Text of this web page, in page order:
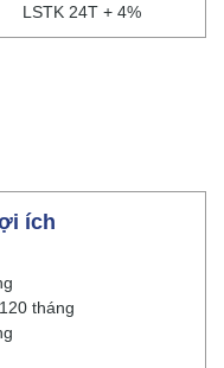
LSTK 24T + 4%
ích
tháng